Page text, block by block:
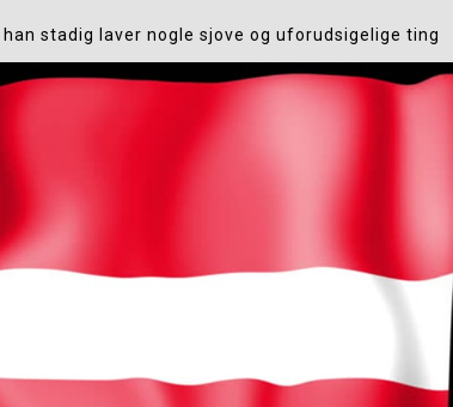
stadig laver nogle sjove og uforudsigelige ting